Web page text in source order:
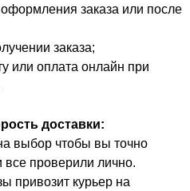
заказа или после
заказа;
или оплата онлайн при
доставки:
выбор чтобы вы точно
проверили лично.
привозит курьер на